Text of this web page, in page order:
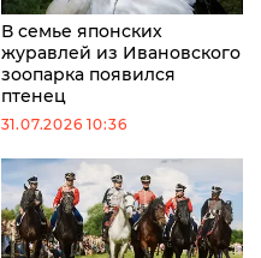
В семье японских
журавлей из Ивановского
зоопарка появился
птенец
31.07.2026 10:36